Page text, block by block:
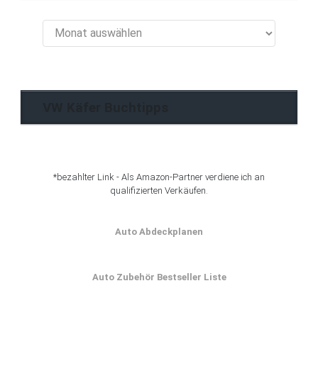
Käfer
*bezahlter Link - Als Amazon-Partner verdiene ich an
qualifizierten Verkäufen.
Auto Abdeckplanen
Auto Zubehör Bestseller Liste